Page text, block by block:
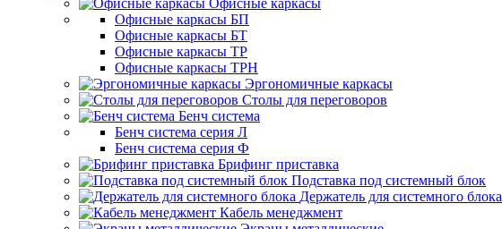
Офисные каркасы
Офисные каркасы БП
Офисные каркасы БТ
Офисные каркасы ТР
Офисные каркасы ТРН
Эргономичные каркасы
Столы для переговоров
Бенч система
Бенч система серия Л
Бенч система серия Ф
Брифинг приставка
Подставка под системный блок
Держатель для системного блока
Кабель менеджмент